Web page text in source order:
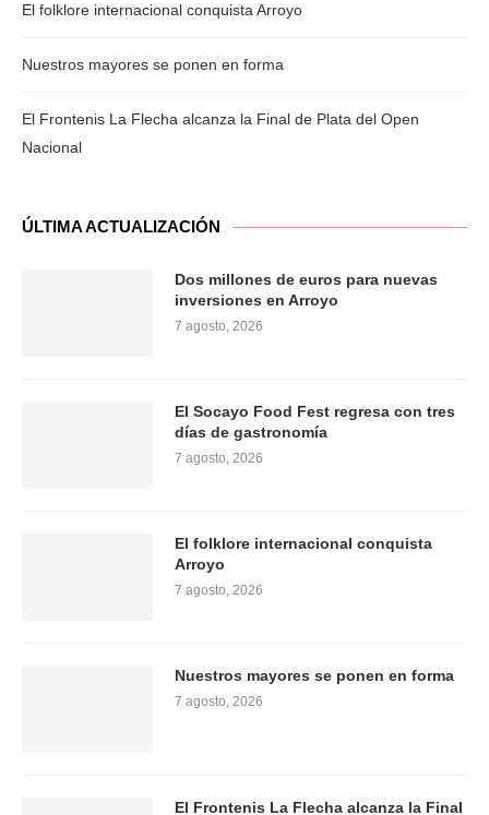
El folklore internacional conquista Arroyo
Nuestros mayores se ponen en forma
El Frontenis La Flecha alcanza la Final de Plata del Open
Nacional
ÚLTIMA ACTUALIZACIÓN
Dos millones de euros para nuevas
inversiones en Arroyo
7 agosto, 2026
El Socayo Food Fest regresa con tres
días de gastronomía
7 agosto, 2026
El folklore internacional conquista
Arroyo
7 agosto, 2026
Nuestros mayores se ponen en forma
7 agosto, 2026
El Frontenis La Flecha alcanza la Final